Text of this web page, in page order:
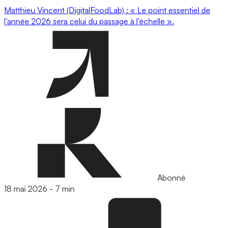
Matthieu Vincent (DigitalFoodLab) : « Le point essentiel de
l’année 2026 sera celui du passage à l’échelle ».
Abonné
18 mai 2026 - 7 min